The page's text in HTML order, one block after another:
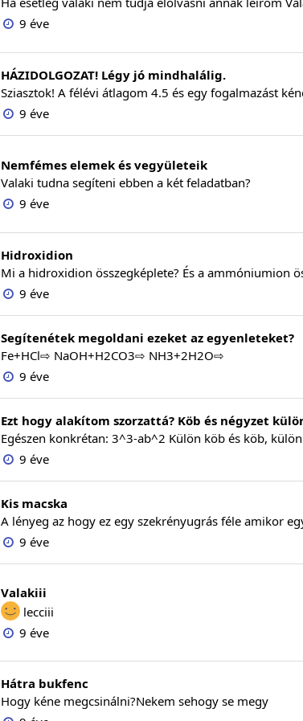
9 éve
HÁZIDOLGOZAT! Légy jó mindhalálig.
Sziasztok! A félévi átlagom 4.5 és egy fogalmazást
9 éve
Nemfémes elemek és vegyületeik
Valaki tudna segíteni ebben a két feladatban?
9 éve
Hidroxidion
Mi a hidroxidion összegképlete? És a ammóniumion
9 éve
Segítenétek megoldani ezeket az egyenleteket?
Fe+HCl⇨ NaOH+H2CO3⇨ NH3+2H2O⇨
9 éve
Ezt hogy alakítom szorzattá? Köb és négyzet
Egészen konkrétan: 3^3-ab^2 Külön köb és köb,
9 éve
Kis macska
A lényeg az hogy ez egy szekrényugrás féle amikor
9 éve
Valakiii
lecciii
9 éve
Hátra bukfenc
Hogy kéne megcsinálni?Nekem sehogy se megy